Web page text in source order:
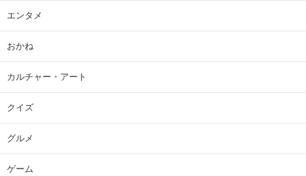
エンタメ
おかね
カルチャー・アート
クイズ
グルメ
ゲーム